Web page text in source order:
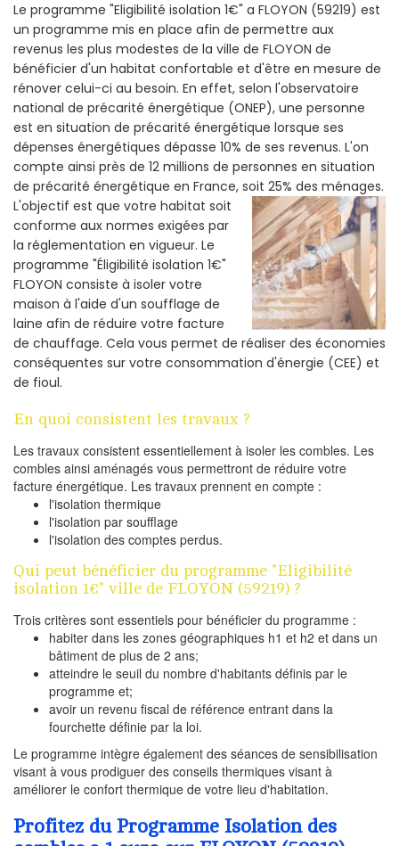
Le programme "Eligibilité isolation 1€" a FLOYON (59219) est
un programme mis en place afin de permettre aux
revenus les plus modestes de la ville de FLOYON de
bénéficier d'un habitat confortable et d'être en mesure de
rénover celui-ci au besoin. En effet, selon l'observatoire
national de précarité énergétique (ONEP), une personne
est en situation de précarité énergétique lorsque ses
dépenses énergétiques dépasse 10% de ses revenus. L'on
compte ainsi près de 12 millions de personnes en situation
de précarité énergétique en France, soit 25% des ménages.
L'objectif est que votre habitat soit
conforme aux normes exigées par
la réglementation en vigueur. Le
programme "Éligibilité isolation 1€"
FLOYON consiste à isoler votre
maison à l'aide d'un soufflage de
laine afin de réduire votre facture
de chauffage. Cela vous permet de réaliser des économies
conséquentes sur votre consommation d'énergie (CEE) et
de fioul.
En quoi consistent les travaux ?
Les travaux consistent essentiellement à isoler les combles. Les
combles ainsi aménagés vous permettront de réduire votre
facture énergétique. Les travaux prennent en compte :
l'isolation thermique
l'isolation par soufflage
l'isolation des comptes perdus.
Qui peut bénéficier du programme "Eligibilité
isolation 1€" ville de FLOYON (59219) ?
Trois critères sont essentiels pour bénéficier du programme :
habiter dans les zones géographiques h1 et h2 et dans un
bâtiment de plus de 2 ans;
atteindre le seuil du nombre d'habitants définis par le
programme et;
avoir un revenu fiscal de référence entrant dans la
fourchette définie par la loi.
Le programme intègre également des séances de sensibilisation
visant à vous prodiguer des conseils thermiques visant à
améliorer le confort thermique de votre lieu d'habitation.
Profitez du Programme Isolation des